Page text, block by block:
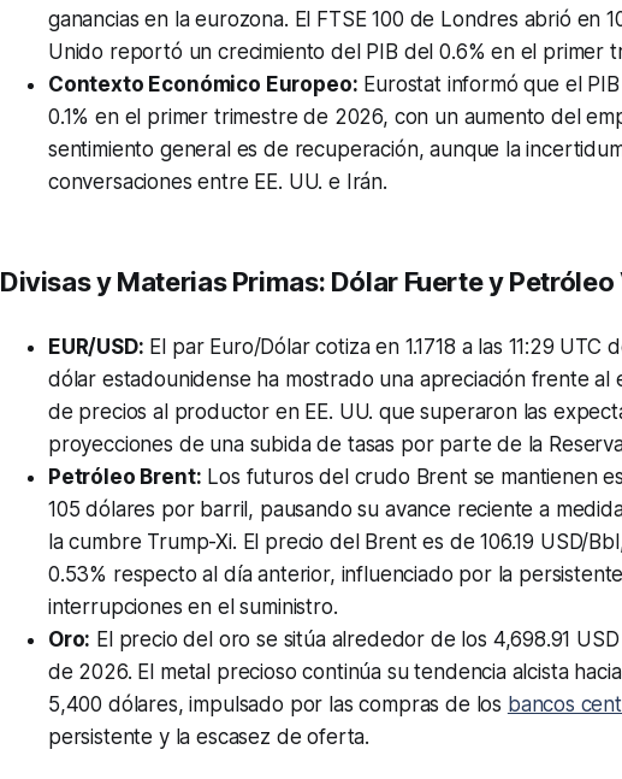
ganancias en la eurozona. El FTSE 100 de Londres abrió en
Unido reportó un crecimiento del PIB del 0.6% en el primer
Contexto Económico Europeo: Eurostat informó que el
0.1% en el primer trimestre de 2026, con un aumento del
sentimiento general es de recuperación, aunque la
conversaciones entre EE. UU. e Irán.
Divisas y Materias Primas: Dólar Fuerte y
EUR/USD: El par Euro/Dólar cotiza en 1.1718 a las 11:29 UTC
dólar estadounidense ha mostrado una apreciación frente al
de precios al productor en EE. UU. que superaron las
proyecciones de una subida de tasas por parte de la
Petróleo Brent: Los futuros del crudo Brent se mantienen
105 dólares por barril, pausando su avance reciente a
la cumbre Trump-Xi. El precio del Brent es de 106.19 USD/
0.53% respecto al día anterior, influenciado por la
interrupciones en el suministro.
Oro: El precio del oro se sitúa alrededor de los 4,698.91
de 2026. El metal precioso continúa su tendencia alcista
5,400 dólares, impulsado por las compras de los bancos
persistente y la escasez de oferta.